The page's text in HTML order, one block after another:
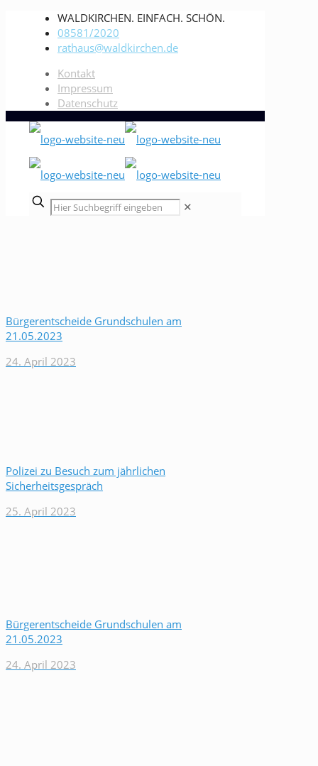
WALDKIRCHEN. EINFACH. SCHÖN.
08581/2020
rathaus@waldkirchen.de
Kontakt
Impressum
Datenschutz
✕
Bürgerentscheide Grundschulen am
21.05.2023
24. April 2023
Polizei zu Besuch zum jährlichen
Sicherheitsgespräch
25. April 2023
Bürgerentscheide Grundschulen am
21.05.2023
24. April 2023